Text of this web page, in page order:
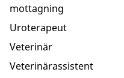
mottagning
Uroterapeut
Veterinär
Veterinärassistent